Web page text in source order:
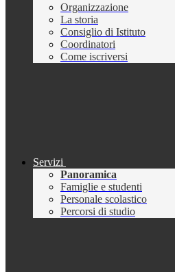
Organizzazione
La storia
Consiglio di Istituto
Coordinatori
Come iscriversi
Servizi
Panoramica
Famiglie e studenti
Personale scolastico
Percorsi di studio